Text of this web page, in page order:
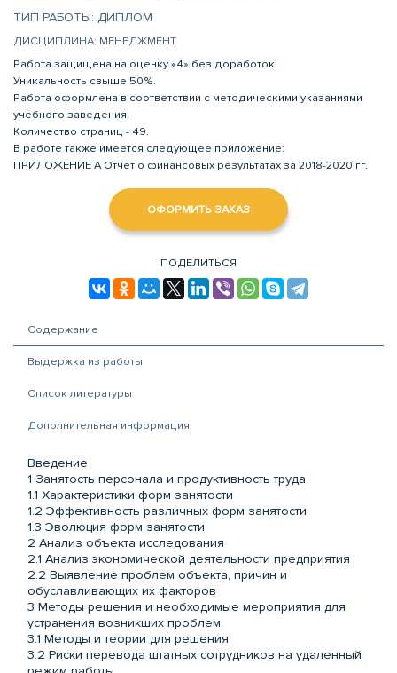
ТИП РАБОТЫ: ДИПЛОМ
ДИСЦИПЛИНА: МЕНЕДЖМЕНТ
Работа защищена на оценку «4» без доработок.
Уникальность свыше 50%.
Работа оформлена в соответствии с методическими указаниями
учебного заведения.
Количество страниц - 49.
В работе также имеется следующее приложение:
ПРИЛОЖЕНИЕ А Отчет о финансовых результатах за 2018-2020 гг.
ОФОРМИТЬ ЗАКАЗ
ПОДЕЛИТЬСЯ
Содержание
Выдержка из работы
Список литературы
Дополнительная информация
Введение
1 Занятость персонала и продуктивность труда
1.1 Характеристики форм занятости
1.2 Эффективность различных форм занятости
1.3 Эволюция форм занятости
2 Анализ объекта исследования
2.1 Анализ экономической деятельности предприятия
2.2 Выявление проблем объекта, причин и
обуславливающих их факторов
3 Методы решения и необходимые мероприятия для
устранения возникших проблем
3.1 Методы и теории для решения
3.2 Риски перевода штатных сотрудников на удаленный